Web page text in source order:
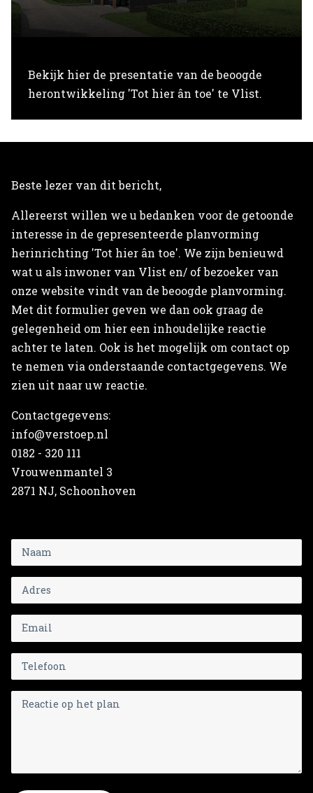
Projecten
Expertises
Over Verstoep
Neem contact op
Neem contact op
Bekijk hier de presentatie van de beoogde
herontwikkeling 'Tot hier ân toe' te Vlist.
Beste lezer van dit bericht,
Allereerst willen we u bedanken voor de getoonde
interesse in de gepresenteerde planvorming
herinrichting 'Tot hier ân toe'. We zijn benieuwd
wat u als inwoner van Vlist en/ of bezoeker van
onze website vindt van de beoogde planvorming.
Met dit formulier geven we dan ook graag de
gelegenheid om hier een inhoudelijke reactie
achter te laten. Ook is het mogelijk om contact op
te nemen via onderstaande contactgegevens. We
zien uit naar uw reactie.
Contactgegevens:
info@verstoep.nl
0182 - 320 111
Vrouwenmantel 3
2871 NJ, Schoonhoven